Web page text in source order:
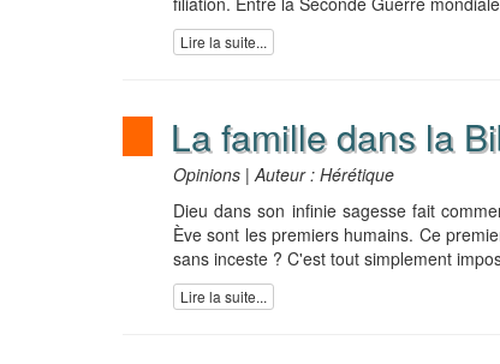
Lire la suite...
La famille dans la
Opinions | Auteur : Hérétique
Dieu dans son infinie sagesse fait
Ève sont les premiers humains. Ce
sans inceste ? C'est tout simplement
Lire la suite...